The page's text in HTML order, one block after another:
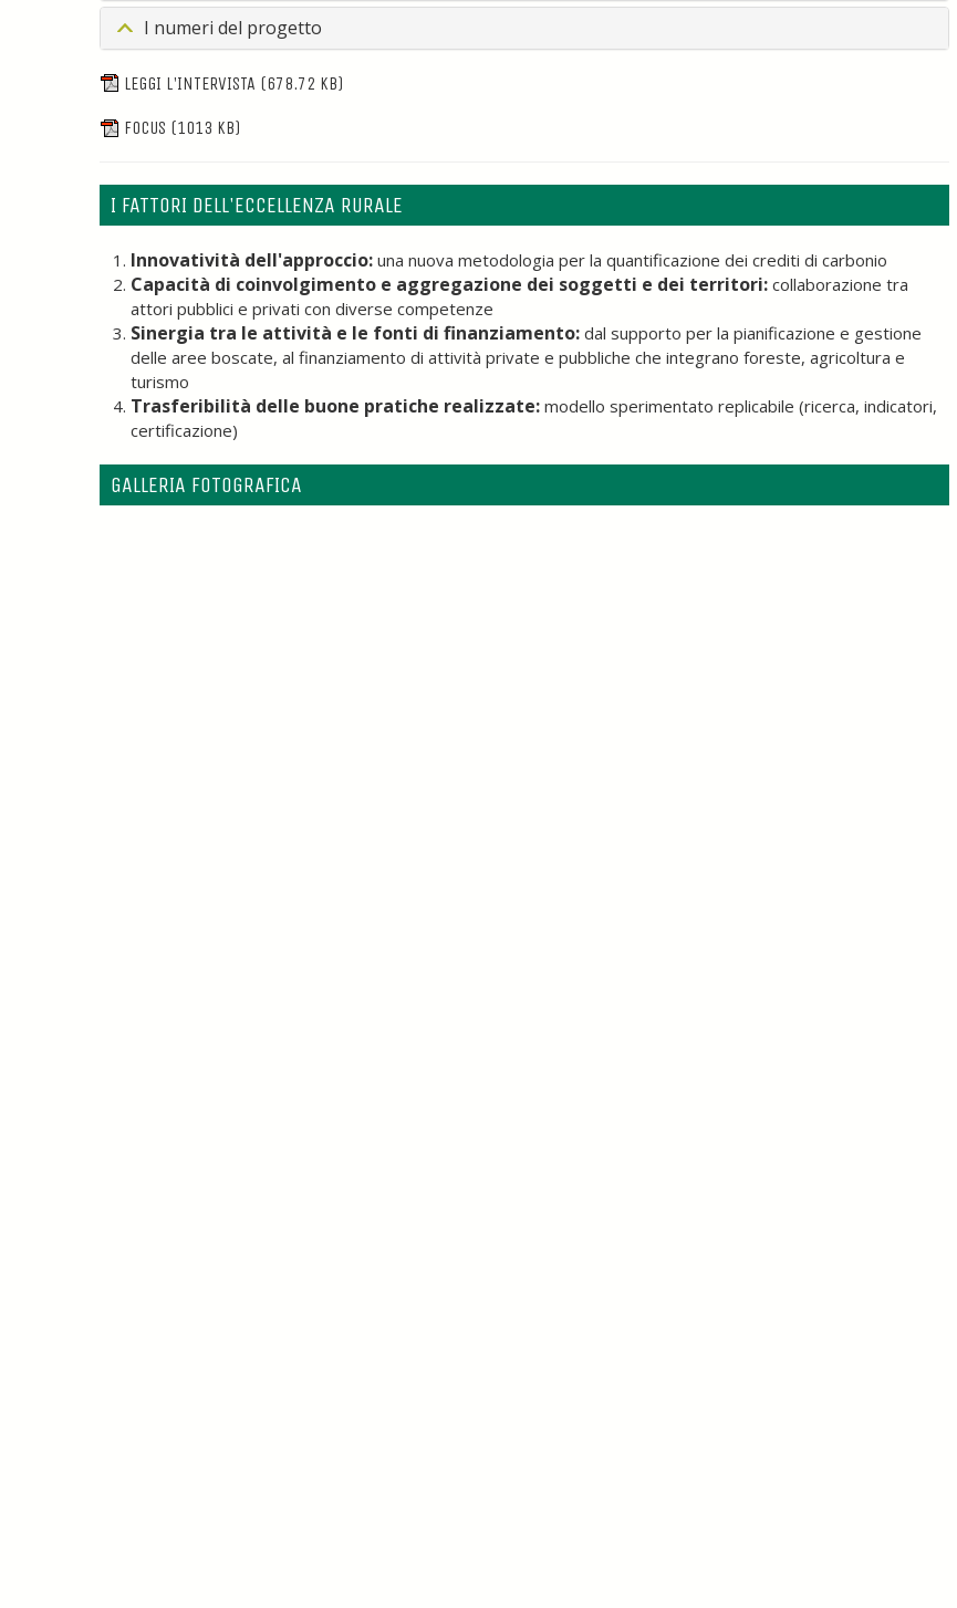
I numeri del progetto
LEGGI L'INTERVISTA (678.72 KB)
FOCUS (1013 KB)
I FATTORI DELL'ECCELLENZA RURALE
Innovatività dell'approccio: una nuova metodologia per la quantificazione dei crediti di carbonio
Capacità di coinvolgimento e aggregazione dei soggetti e dei territori: collaborazione tra
attori pubblici e privati con diverse competenze
Sinergia tra le attività e le fonti di finanziamento: dal supporto per la pianificazione e gestione
delle aree boscate, al finanziamento di attività private e pubbliche che integrano foreste, agricoltura e
turismo
Trasferibilità delle buone pratiche realizzate: modello sperimentato replicabile (ricerca, indicatori,
certificazione)
GALLERIA FOTOGRAFICA